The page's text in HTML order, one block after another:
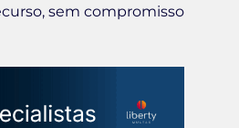
sem compromisso